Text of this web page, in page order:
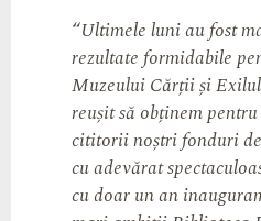
“Ultimele luni au fost
rezultate formidabile
Muzeului Cărții și
reușit să obținem
cititorii noștri fonduri
cu adevărat
cu doar un an